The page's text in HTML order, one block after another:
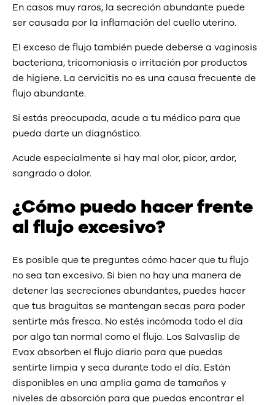
En casos muy raros, la secreción abundante puede
ser causada por la inflamación del cuello uterino.
El exceso de flujo también puede deberse a vaginosis
bacteriana, tricomoniasis o irritación por productos
de higiene. La cervicitis no es una causa frecuente de
flujo abundante.
Si estás preocupada, acude a tu médico para que
pueda darte un diagnóstico.
Acude especialmente si hay mal olor, picor, ardor,
sangrado o dolor.
¿Cómo puedo hacer frente
al flujo excesivo?
Es posible que te preguntes cómo hacer que tu flujo
no sea tan excesivo. Si bien no hay una manera de
detener las secreciones abundantes, puedes hacer
que tus braguitas se mantengan secas para poder
sentirte más fresca. No estés incómoda todo el día
por algo tan normal como el flujo. Los Salvaslip de
Evax absorben el flujo diario para que puedas
sentirte limpia y seca durante todo el día. Están
disponibles en una amplia gama de tamaños y
niveles de absorción para que puedas encontrar el